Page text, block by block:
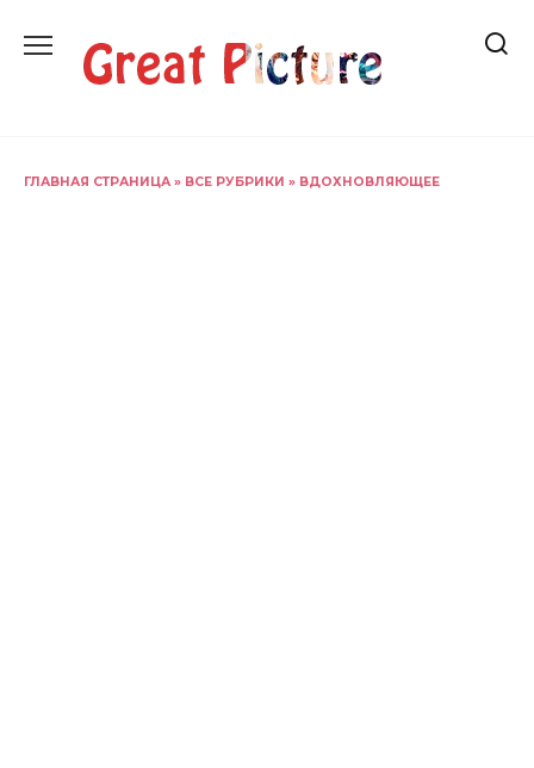
содержанию
ГЛАВНАЯ СТРАНИЦА » ВСЕ РУБРИКИ » ВДОХНОВЛЯЮЩЕЕ